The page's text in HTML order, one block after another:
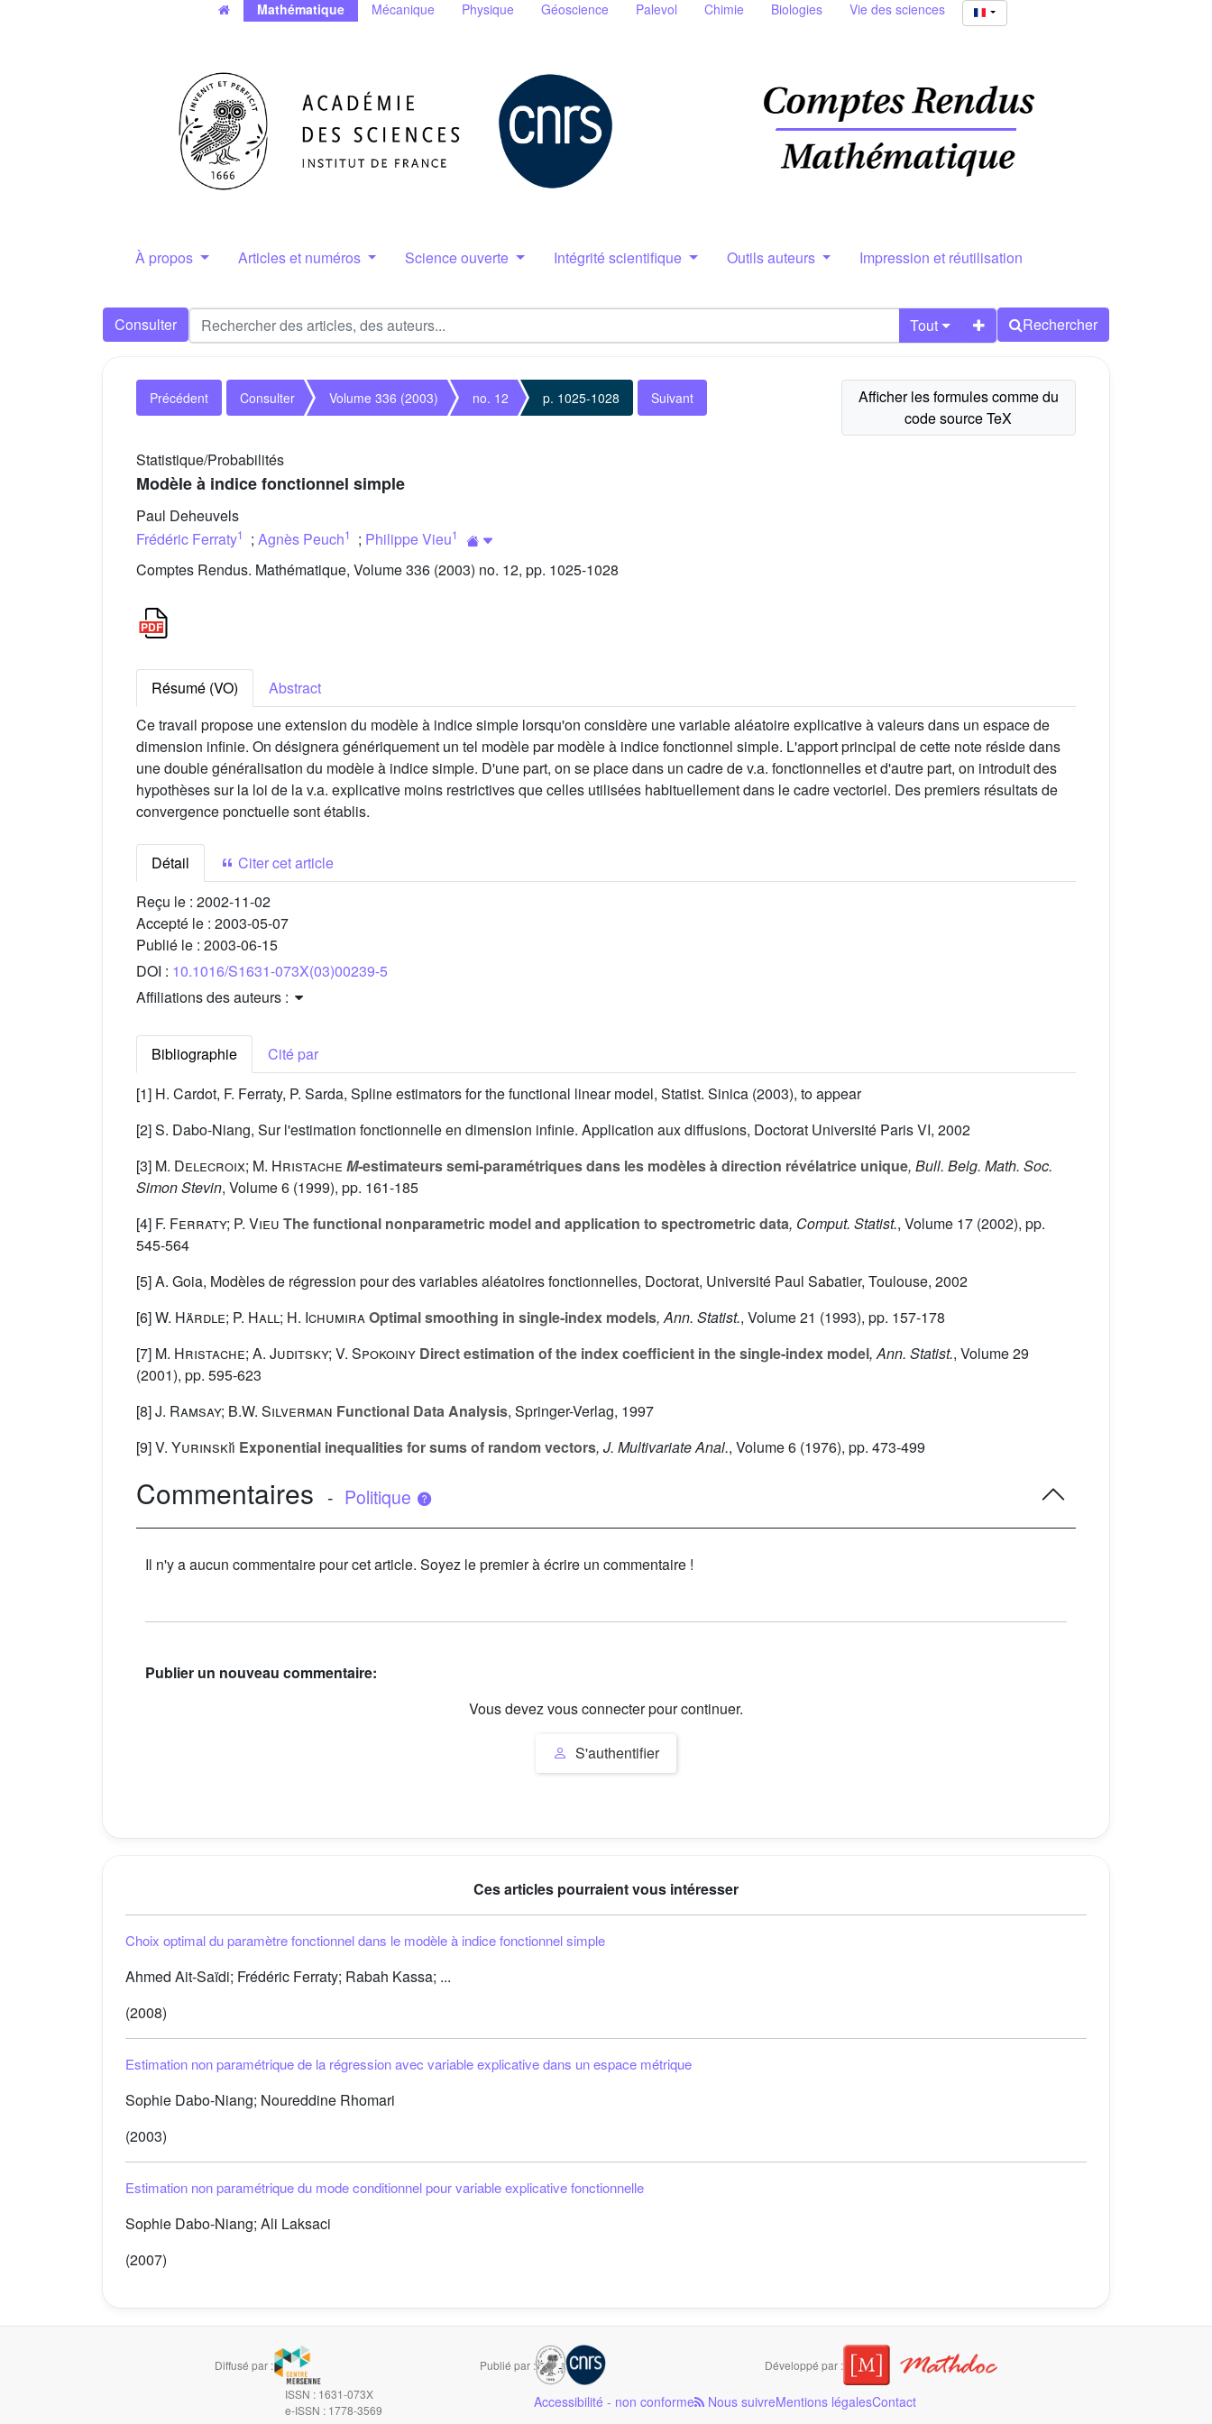
Mathématique Mécanique Physique Géoscience Palevol Chimie Biologies Vie des sciences
À propos Articles et numéros Science ouverte Intégrité scientifique Outils auteurs Impression et réutilisation
Consulter Tout Rechercher
Précédent Consulter Volume 336 (2003) no. 12 p. 1025-1028 Suivant
Statistique/Probabilités
Modèle à indice fonctionnel simple
Paul Deheuvels
Frédéric Ferraty1 ; Agnès Peuch1 ; Philippe Vieu1
Comptes Rendus. Mathématique, Volume 336 (2003) no. 12, pp. 1025-1028
Résumé (VO)
Abstract
Ce travail propose une extension du modèle à indice simple lorsqu'on considère une variable aléatoire explicative à valeurs dans un espace de
dimension infinie. On désignera génériquement un tel modèle par modèle à indice fonctionnel simple. L'apport principal de cette note réside dans
une double généralisation du modèle à indice simple. D'une part, on se place dans un cadre de v.a. fonctionnelles et d'autre part, on introduit des
hypothèses sur la loi de la v.a. explicative moins restrictives que celles utilisées habituellement dans le cadre vectoriel. Des premiers résultats de
convergence ponctuelle sont établis.
Détail
Citer cet article
Reçu le : 2002-11-02
Accepté le : 2003-05-07
Publié le : 2003-06-15
DOI : 10.1016/S1631-073X(03)00239-5
Affiliations des auteurs :
Bibliographie
Cité par
[1] H. Cardot, F. Ferraty, P. Sarda, Spline estimators for the functional linear model, Statist. Sinica (2003), to appear
[2] S. Dabo-Niang, Sur l'estimation fonctionnelle en dimension infinie. Application aux diffusions, Doctorat Université Paris VI, 2002
[3] M. Delecroix; M. Hristache M-estimateurs semi-paramétriques dans les modèles à direction révélatrice unique, Bull. Belg. Math. Soc.
Simon Stevin, Volume 6 (1999), pp. 161-185
[4] F. Ferraty; P. Vieu The functional nonparametric model and application to spectrometric data, Comput. Statist., Volume 17 (2002), pp.
545-564
[5] A. Goia, Modèles de régression pour des variables aléatoires fonctionnelles, Doctorat, Université Paul Sabatier, Toulouse, 2002
[6]W. Härdle; P. Hall; H. IchumiraOptimal smoothing in single-index models, Ann. Statist., Volume 21 (1993), pp. 157-178
[7] M. Hristache; A. Juditsky; V. Spokoiny Direct estimation of the index coefficient in the single-index model, Ann. Statist., Volume 29
(2001), pp. 595-623
[8]J. Ramsay; B.W. Silverman Functional Data Analysis, Springer-Verlag, 1997
[9]V. Yurinskiı̆ Exponential inequalities for sums of random vectors, J. Multivariate Anal., Volume 6 (1976), pp. 473-499
Commentaires - Politique
Il n'y a aucun commentaire pour cet article. Soyez le premier à écrire un commentaire !
Publier un nouveau commentaire:
Vous devez vous connecter pour continuer.
S'authentifier
Ces articles pourraient vous intéresser
Choix optimal du paramètre fonctionnel dans le modèle à indice fonctionnel simple
Ahmed Ait-Saïdi; Frédéric Ferraty; Rabah Kassa; ...
(2008)
Estimation non paramétrique de la régression avec variable explicative dans un espace métrique
Sophie Dabo-Niang; Noureddine Rhomari
(2003)
Estimation non paramétrique du mode conditionnel pour variable explicative fonctionnelle
Sophie Dabo-Niang; Ali Laksaci
(2007)
Diffusé par : Publié par :
Développé par :
ISSN : 1631-073X
e-ISSN : 1778-3569
Accessibilité - non conforme Nous suivreMentions légalesContact